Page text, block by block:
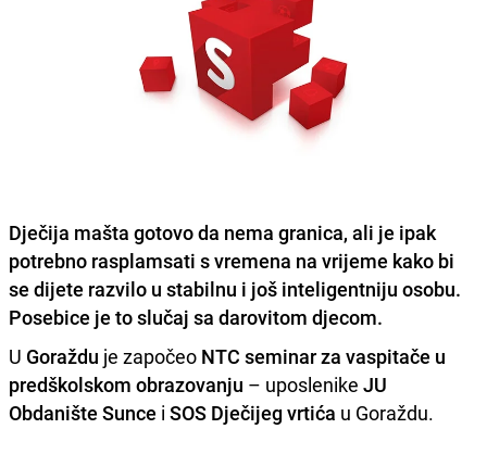
Dječija mašta gotovo da nema granica, ali je ipak
potrebno rasplamsati s vremena na vrijeme kako bi
se dijete razvilo u stabilnu i još inteligentniju osobu.
Posebice je to slučaj sa darovitom djecom.
U Goraždu je započeo NTC seminar za vaspitače u
predškolskom obrazovanju – uposlenike JU
Obdanište Sunce i SOS Dječijeg vrtića u Goraždu.